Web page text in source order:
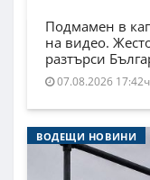
Подмамен в
на видео.
разтърси
07.08.2026
ВОДЕЩИ НОВИНИ